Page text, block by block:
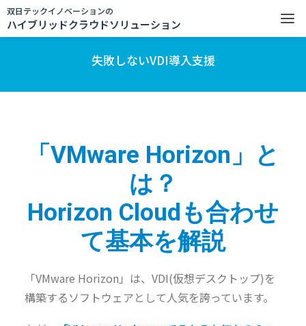
双日テックイノベーションの
ハイブリッドクラウドソリューション
失敗しないVDI導入支援
「VMware Horizon」と
は？
Horizon Cloudも合わせ
て基本を解説
「VMware Horizon」は、VDI(仮想デスクトップ)を
構築するソフトウェアとして人気を誇っています。